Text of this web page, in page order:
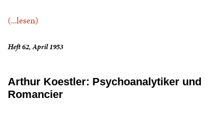
(...lesen)
Heft 62, April 1953
Arthur Koestler: Psychoanalytiker und
Romancier